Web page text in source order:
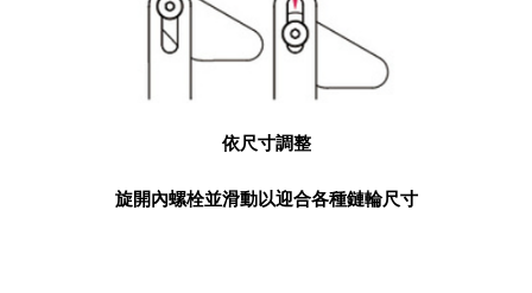
依尺寸調整
旋開內螺栓並滑動以迎合各種鏈輪尺寸